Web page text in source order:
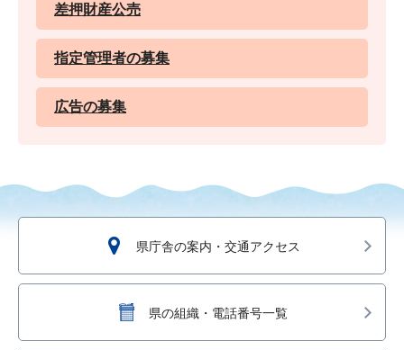
差押財産公売
指定管理者の募集
広告の募集
県庁舎の案内・交通アクセス
県の組織・電話番号一覧